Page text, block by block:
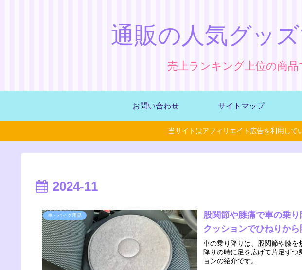
通販の人気グッ
売上ランキング上位の商
お問い合わせ サイトマップ
当サイトはアフィリエイト広告を利用し
2024-11
車・バイク用品
股関節や膝痛で車の乗
クッションでひねりから
車の乗り降りは、股関節や膝を
降りの時に足を広げて片足ず
ョンの紹介です。